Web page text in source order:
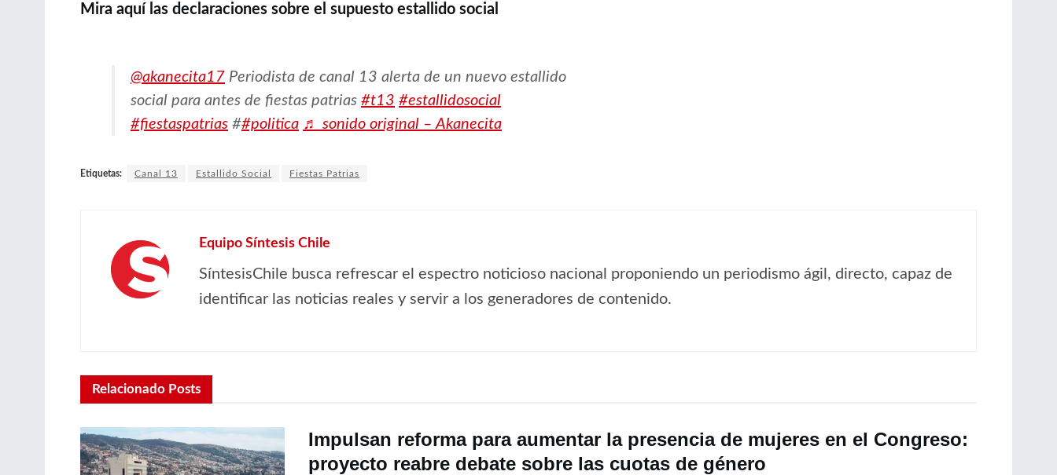
Mira aquí las declaraciones sobre el supuesto estallido social
@akanecita17 Periodista de canal 13 alerta de un nuevo estallido
social para antes de fiestas patrias #t13 #estallidosocial
#fiestaspatrias ##politica ♬ sonido original – Akanecita
Etiquetas: Canal 13 Estallido Social Fiestas Patrias
Equipo Síntesis Chile
SíntesisChile busca refrescar el espectro noticioso nacional proponiendo un periodismo ágil, directo, capaz de
identificar las noticias reales y servir a los generadores de contenido.
Relacionado Posts
Impulsan reforma para aumentar la presencia de mujeres en el Congreso:
proyecto reabre debate sobre las cuotas de género